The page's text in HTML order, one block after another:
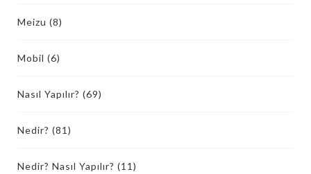
Meizu (8)
Mobil (6)
Nasıl Yapılır? (69)
Nedir? (81)
Nedir? Nasıl Yapılır? (11)